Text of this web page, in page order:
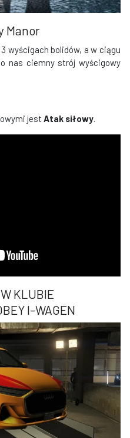
Manor
wyścigach bolidów, a w ciągu
nas ciemny strój wyścigowy
jest Atak siłowy.
KLUBIE
I-WAGEN